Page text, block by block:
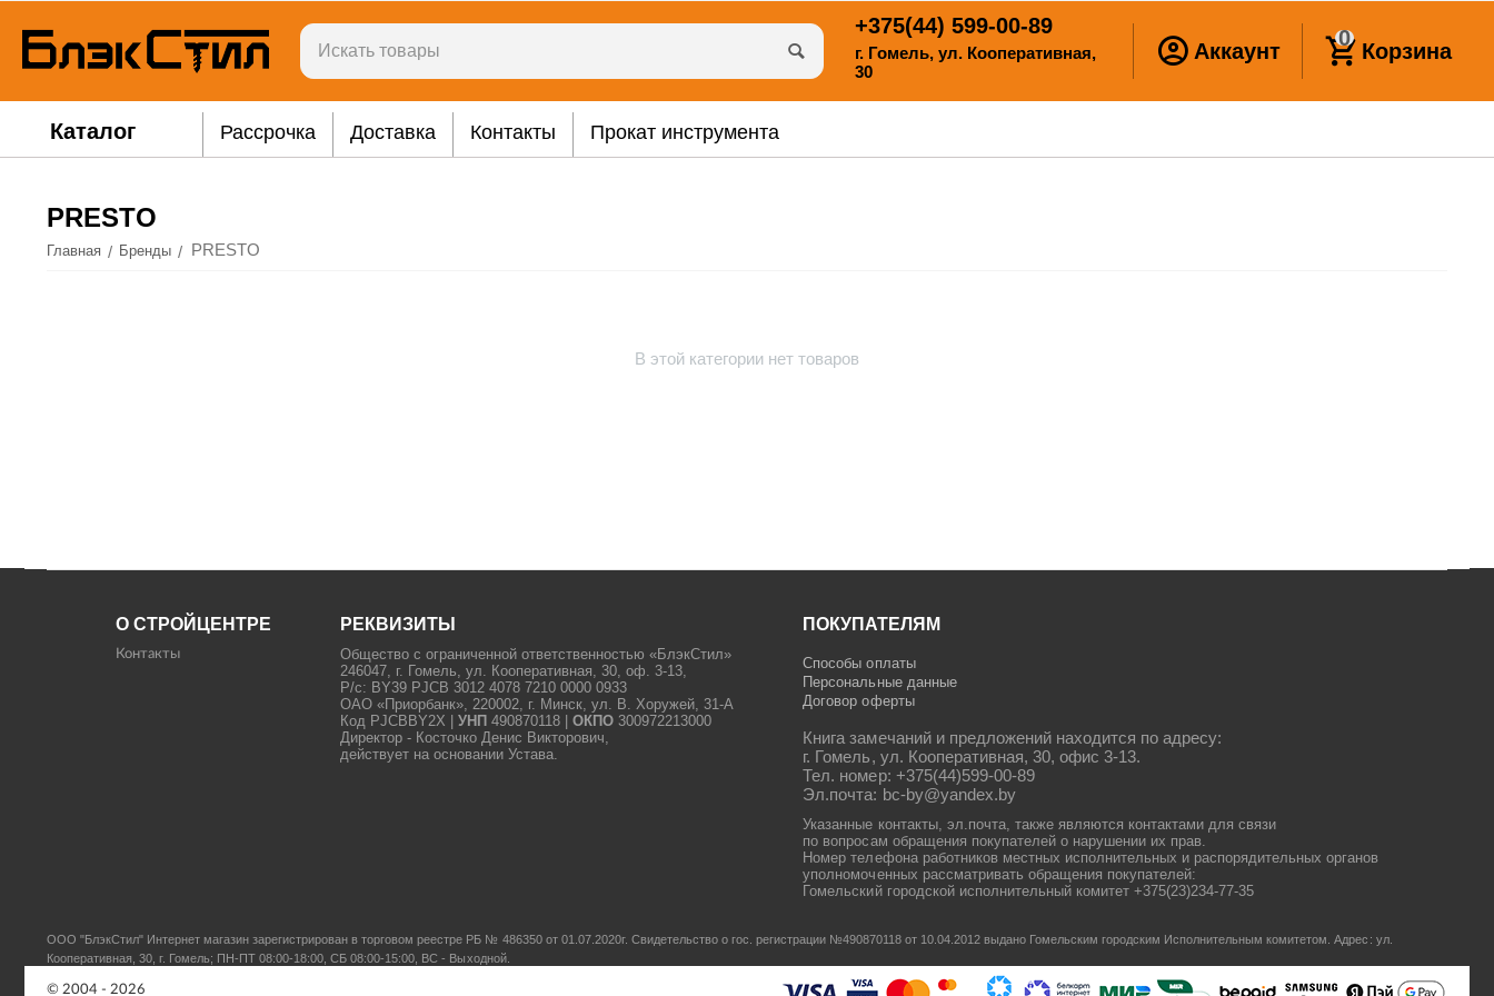
+375(44) 599-00-89
г. Гомель, ул. Кооперативная,
30
Аккаунт
0
Корзина
Каталог Рассрочка Доставка Контакты Прокат инструмента
PRESTO
Главная / Бренды / PRESTO
В этой категории нет товаров
О СТРОЙЦЕНТРЕ
Контакты
РЕКВИЗИТЫ
Общество с ограниченной ответственностью «БлэкСтил»
246047, г. Гомель, ул. Кооперативная, 30, оф. 3-13,
Р/с: BY39 PJCB 3012 4078 7210 0000 0933
ОАО «Приорбанк», 220002, г. Минск, ул. В. Хоружей, 31-А
Код PJCBBY2X |УНП 490870118 |ОКПО 300972213000
Директор - Косточко Денис Викторович,
действует на основании Устава.
ПОКУПАТЕЛЯМ
Способы оплаты
Персональные данные
Договор оферты
Книга замечаний и предложений находится по адресу:
г. Гомель, ул. Кооперативная, 30, офис 3-13.
Тел. номер: +375(44)599-00-89
Эл.почта: bc-by@yandex.by
Указанные контакты, эл.почта, также являются контактами для связи
по вопросам обращения покупателей о нарушении их прав.
Номер телефона работников местных исполнительных и распорядительных органов
уполномоченных рассматривать обращения покупателей:
Гомельский городской исполнительный комитет +375(23)234-77-35
ООО "БлэкСтил" Интернет магазин зарегистрирован в торговом реестре РБ № 486350 от 01.07.2020г. Свидетельство о гос. регистрации №490870118 от 10.04.2012 выдано Гомельским городским Исполнительным комитетом.Адрес: ул.
Кооперативная, 30, г. Гомель; ПН-ПТ 08:00-18:00, СБ 08:00-15:00, ВС - Выходной.
© 2004 - 2026